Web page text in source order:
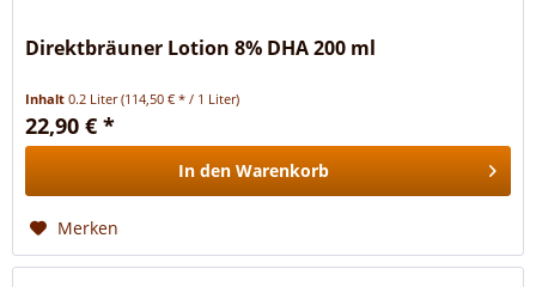
Direktbräuner Lotion 8% DHA 200 ml
Inhalt0.2 Liter(114,50 € * / 1 Liter)
22,90 € *
In den Warenkorb
Merken